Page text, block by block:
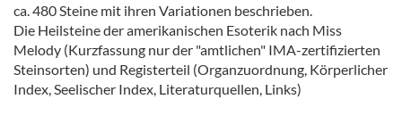
ca. 480 Steine mit ihren Variationen beschrieben.
Die Heilsteine der amerikanischen Esoterik nach Miss
Melody (Kurzfassung nur der "amtlichen" IMA-zertifizierten
Steinsorten) und Registerteil (Organzuordnung, Körperlicher
Index, Seelischer Index, Literaturquellen, Links)